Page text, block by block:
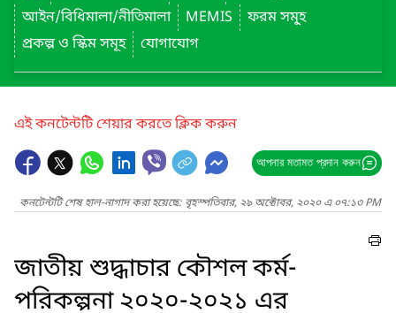
আইন/বিধিমালা/নীতিমালা
MEMIS
ফরম সমূ্হ
প্রকল্প ও স্কিম সমূহ
যোগাযোগ
এই কনটেন্টটি শেয়ার করতে ক্লিক করুন
আপনার মতামত প্রদান করুন
কনটেন্টটি শেষ হাল-নাগাদ করা হয়েছে: বৃহস্পতিবার, ২৯ অক্টোবর, ২০২০ এ ০৭:১৩ PM
জাতীয় শুদ্ধাচার কৌশল কর্ম-
পরিকল্পনা ২০২০-২০২১ এর